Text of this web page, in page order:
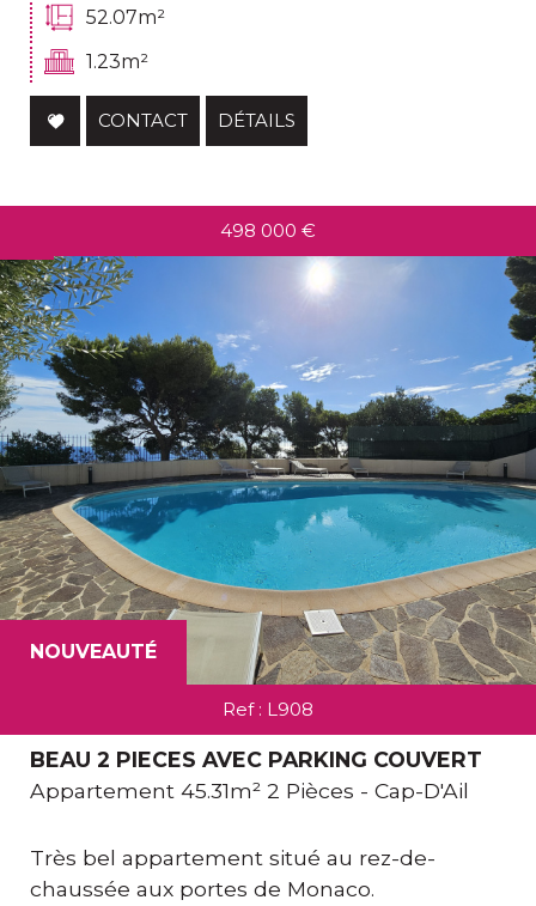
52.07m²
1.23m²
CONTACT DÉTAILS
NOUVEAUTÉ
498 000 €
Ref : L908
BEAU 2 PIECES AVEC PARKING COUVERT
Appartement 45.31m² 2 Pièces - Cap-D'Ail
Très bel appartement situé au rez-de-
chaussée aux portes de Monaco.